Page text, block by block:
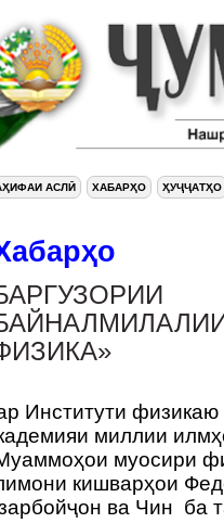
АСЛӢ ХАБАРҲО ҲУҶҶАТҲО
Институти
миллии
муосири
кишварҳои
ва Чин ба